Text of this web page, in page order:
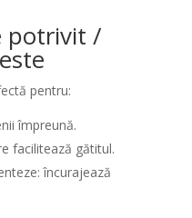
potrivit /
pentru:
împreună.
facilitează gătitul.
încurajează